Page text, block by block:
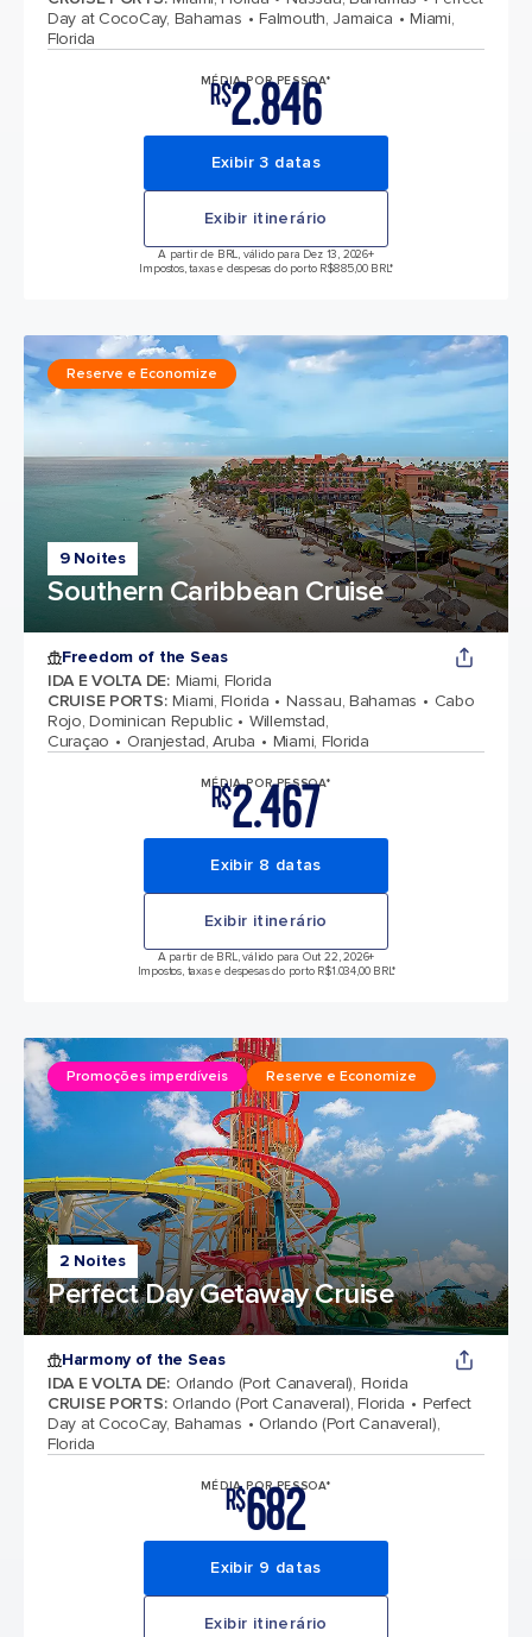
Day at CocoCay, Bahamas
Falmouth, Jamaica
Miami,
Florida
MÉDIA POR PESSOA*
R$2.846
Exibir 3 datas
Exibir itinerário
A partir de BRL, válido para Dez 13, 2026+
Impostos, taxas e despesas do porto R$885,00 BRL*
9 Noites
Southern Caribbean Cruise
Reserve e Economize
Freedom of the Seas
IDA E VOLTA DE: Miami, Florida
CRUISE PORTS: Miami, Florida Nassau, Bahamas
Cabo
Rojo, Dominican Republic
Willemstad,
Curaçao
Oranjestad, Aruba Miami, Florida
MÉDIA POR PESSOA*
R$2.467
Exibir 8 datas
Exibir itinerário
A partir de BRL, válido para Out 22, 2026+
Impostos, taxas e despesas do porto R$1.034,00 BRL*
2 Noites
Perfect Day Getaway Cruise
Promoções imperdíveis Reserve e Economize
Harmony of the Seas
IDA E VOLTA DE: Orlando (Port Canaveral), Florida
CRUISE PORTS: Orlando (Port Canaveral), Florida
Perfect
Day at CocoCay, Bahamas
Orlando (Port Canaveral),
Florida
MÉDIA POR PESSOA*
R$682
Exibir 9 datas
Exibir itinerário